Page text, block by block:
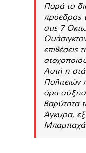
Παρά το
πρόεδρος
στις 7
επιθέσεις
Αυτή η
Πολιτειών
άρα
βαρύτητα
Άγκυρα,